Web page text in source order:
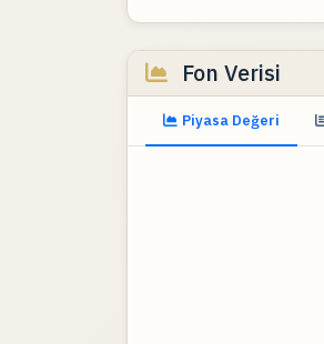
Fon Verisi
Piyasa Değeri